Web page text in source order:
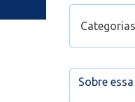
Como
Suporte
Sobre